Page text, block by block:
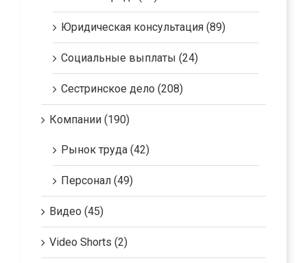
Юридическая консультация (89)
Социальные выплаты (24)
Сестринское дело (208)
Компании (190)
Рынок труда (42)
Персонал (49)
Видео (45)
Video Shorts (2)